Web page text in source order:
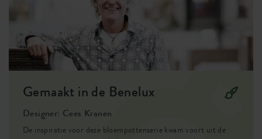
SKU
9202222440300
Gemaakt in de Benelux
Designer: Cees Kranen
De inspiratie voor deze bloempottenserie kwam voort uit de